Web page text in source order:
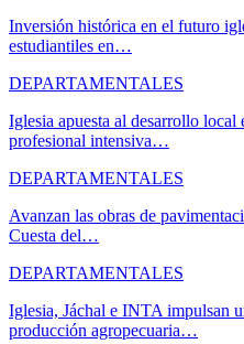
Inversión histórica en el futuro
estudiantiles en…
DEPARTAMENTALES
Iglesia apuesta al desarrollo
profesional intensiva…
DEPARTAMENTALES
Avanzan las obras de
Cuesta del…
DEPARTAMENTALES
Iglesia, Jáchal e INTA impulsan
producción agropecuaria…